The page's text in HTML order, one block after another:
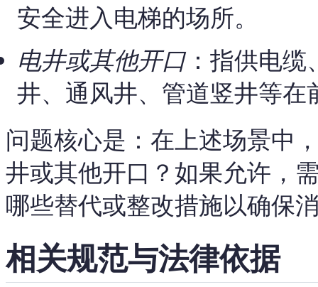
安全进入电梯的场所。
电井或其他开口：指供电缆
井、通风井、管道竖井等
问题核心是：在上述场景中
井或其他开口？如果允许，
哪些替代或整改措施以确保
相关规范与法律依据